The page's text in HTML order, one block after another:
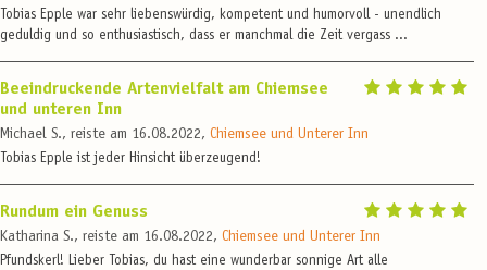
Tobias Epple war sehr liebenswürdig, kompetent und humorvoll - unendlich
geduldig und so enthusiastisch, dass er manchmal die Zeit vergass ...
Beeindruckende Artenvielfalt am Chiemsee
und unteren Inn
Michael S., reiste am 16.08.2022, Chiemsee und Unterer Inn
Tobias Epple ist jeder Hinsicht überzeugend!
Rundum ein Genuss
Katharina S., reiste am 16.08.2022, Chiemsee und Unterer Inn
Pfundskerl! Lieber Tobias, du hast eine wunderbar sonnige Art alle